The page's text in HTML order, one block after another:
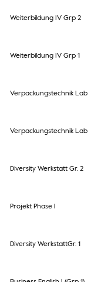
Weiterbildung IV Grp 2
Weiterbildung IV Grp 1
Verpackungstechnik Lab
Verpackungstechnik Lab
Diversity Werkstatt Gr. 2
Projekt Phase I
Diversity WerkstattGr. 1